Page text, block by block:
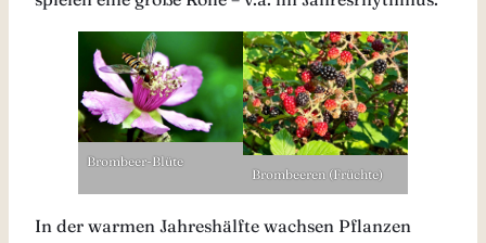
Brombeer-Blüte
Brombeeren (Früchte)
In der warmen Jahreshälfte wachsen Pflanzen